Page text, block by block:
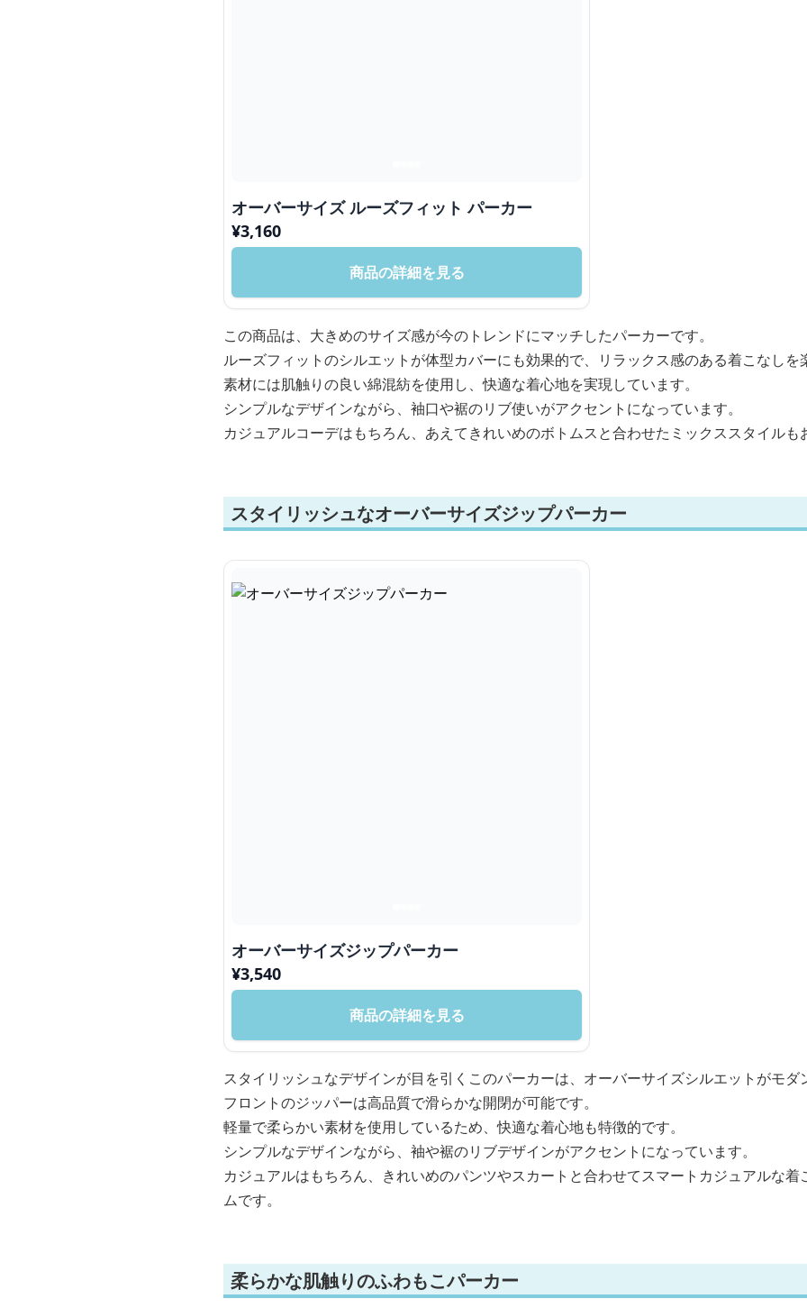
オーバーサイズ ルーズフィット パーカー
¥3,160
商品の詳細を見る
この商品は、大きめのサイズ感が今のトレンドにマッチしたパーカーです。
ルーズフィットのシルエットが体型カバーにも効果的で、リラックス感のある着こなしを
素材には肌触りの良い綿混紡を使用し、快適な着心地を実現しています。
シンプルなデザインながら、袖口や裾のリブ使いがアクセントになっています。
カジュアルコーデはもちろん、あえてきれいめのボトムスと合わせたミックススタイルも
スタイリッシュなオーバーサイズジップパーカー
オーバーサイズジップパーカー
¥3,540
商品の詳細を見る
スタイリッシュなデザインが目を引くこのパーカーは、オーバーサイズシルエットがモダ
フロントのジッパーは高品質で滑らかな開閉が可能です。
軽量で柔らかい素材を使用しているため、快適な着心地も特徴的です。
シンプルなデザインながら、袖や裾のリブデザインがアクセントになっています。
カジュアルはもちろん、きれいめのパンツやスカートと合わせてスマートカジュアルな
ムです。
柔らかな肌触りのふわもこパーカー